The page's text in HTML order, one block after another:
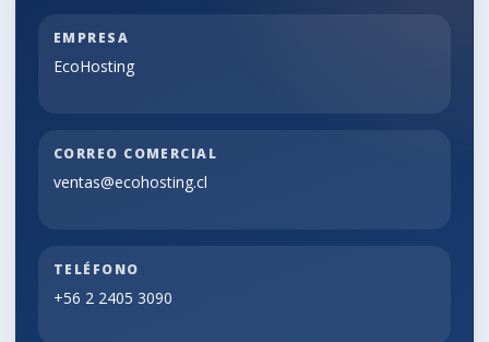
EMPRESA
EcoHosting
CORREO COMERCIAL
ventas@ecohosting.cl
TELÉFONO
+56 2 2405 3090